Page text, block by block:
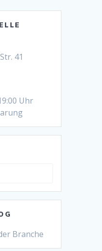
41
Uhr
Branche